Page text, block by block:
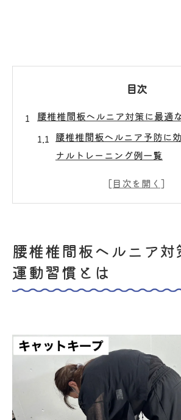
目次
腰椎椎間板ヘルニア対策に最適
腰椎椎間板ヘルニア予防に
ナルトレーニング例一覧
ーン比較
毎日続けやすいストレッチ
パーソナルトレーニングが腰痛
ズム早わかり表
腰痛改善へ導くマンツーマ
は
あなたに合った運動プラン
果的な理由
腰椎椎間板ヘルニア対
運動習慣とは